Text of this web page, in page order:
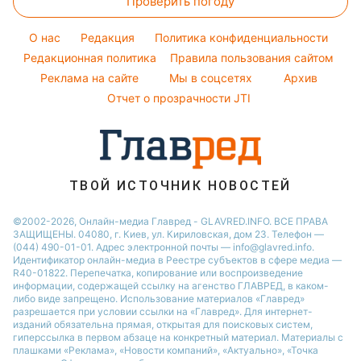
Кейт Миддлтон
Новости Львова
Новости Запорожья
Новости Днепра
Комнатные растения
Курс валют
Магнитные бури
Погода на сегодня
Погода на завтра
Пылевая буря
O нас Редакция
Политика конфиденциальности
Редакционная политика
Правила пользования сайтом
Реклама на сайте
Мы в соцсетях
Архив
Отчет о прозрачности JTI
ТВОЙ ИСТОЧНИК НОВОСТЕЙ
©2002-2026, Онлайн-медиа Главред - GLAVRED.INFO. ВСЕ ПРАВА
ЗАЩИЩЕНЫ. 04080, г. Киев, ул. Кириловская, дом 23. Телефон —
(044) 490-01-01. Адрес электронной почты — info@glavred.info.
Идентификатор онлайн-медиа в Реестре cубъектов в сфере медиа —
R40-01822. Перепечатка, копирование или воспроизведение
информации, содержащей ссылку на агенство ГЛАВРЕД, в каком-
либо виде запрещено. Использование материалов «Главред»
разрешается при условии ссылки на «Главред». Для интернет-
изданий обязательна прямая, открытая для поисковых систем,
гиперссылка в первом абзаце на конкретный материал. Материалы с
плашками «Реклама», «Новости компаний», «Актуально», «Точка